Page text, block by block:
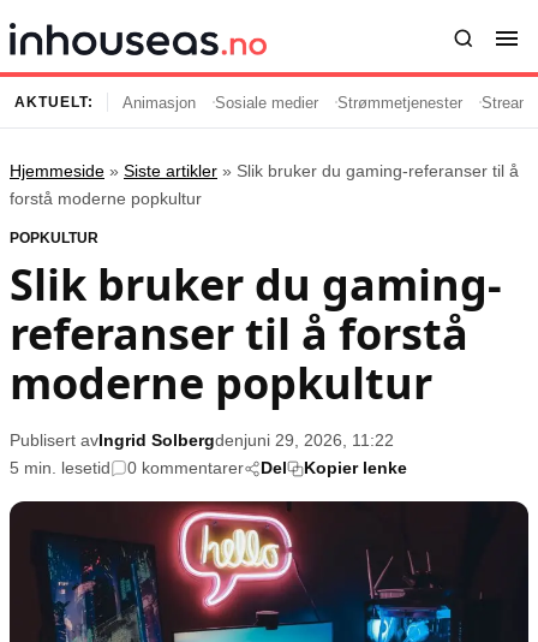
Innhold
Siste artikler
Film og serier
Musikk og artister
Popkultur
TV og streaming
Strømmetjenester
Streaming
TV-serier
Internettkultur
Populær
Animasjon
Sosiale medier
Musikk
Retningslinjer
Annonsepolicy
Brukervilkår
Cookiepolicy
AKTUELT: Animasjon Sosiale medier Strømmetjenester
Hjemmeside » Siste artikler » Slik bruker du gaming-referanser til å
forstå moderne popkultur
POPKULTUR
Slik bruker du gaming-
referanser til å forstå
moderne popkultur
Publisert avIngrid Solbergdenjuni 29, 2026, 11:22
5 min. lesetid
0 kommentarer Del Kopier lenke